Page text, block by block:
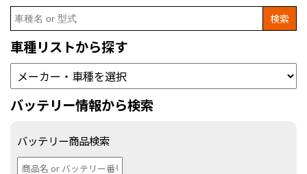
Search
for:
車種リストから探す
バッテリー情報から検索
バッテリー商品検索